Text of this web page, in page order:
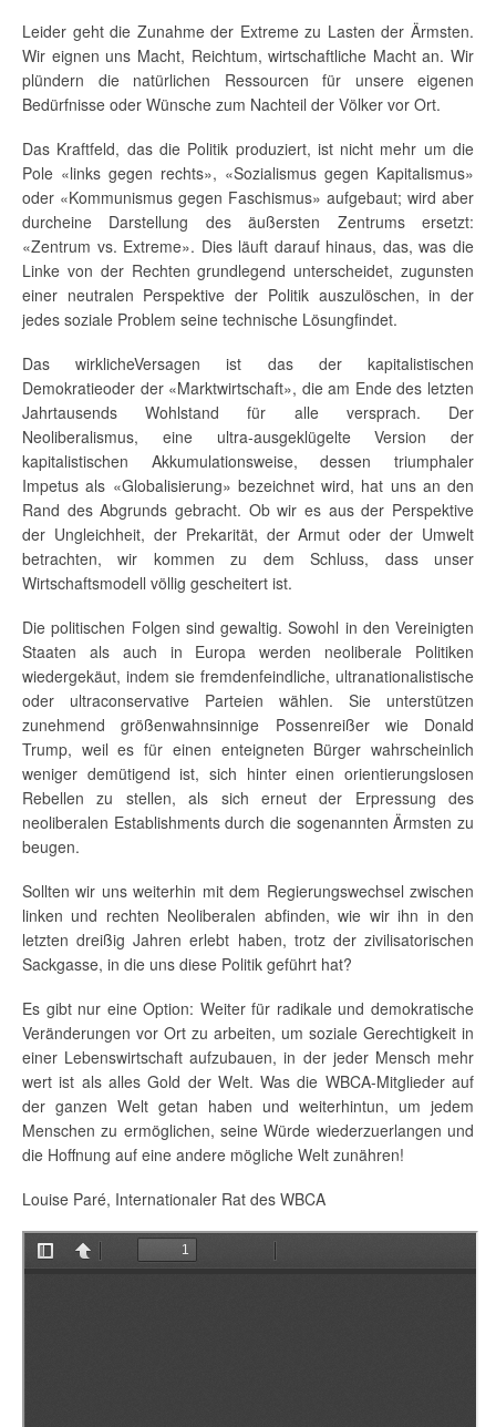
Leider geht die Zunahme der Extreme zu Lasten der Ärmsten.
Wir eignen uns Macht, Reichtum, wirtschaftliche Macht an. Wir
plündern die natürlichen Ressourcen für unsere eigenen
Bedürfnisse oder Wünsche zum Nachteil der Völker vor Ort.
Das Kraftfeld, das die Politik produziert, ist nicht mehr um die
Pole «links gegen rechts», «Sozialismus gegen Kapitalismus»
oder «Kommunismus gegen Faschismus» aufgebaut; wird aber
durcheine Darstellung des äußersten Zentrums ersetzt:
«Zentrum vs. Extreme». Dies läuft darauf hinaus, das, was die
Linke von der Rechten grundlegend unterscheidet, zugunsten
einer neutralen Perspektive der Politik auszulöschen, in der
jedes soziale Problem seine technische Lösungfindet.
Das wirklicheVersagen ist das der kapitalistischen
Demokratieoder der «Marktwirtschaft», die am Ende des letzten
Jahrtausends Wohlstand für alle versprach. Der
Neoliberalismus, eine ultra-ausgeklügelte Version der
kapitalistischen Akkumulationsweise, dessen triumphaler
Impetus als «Globalisierung» bezeichnet wird, hat uns an den
Rand des Abgrunds gebracht. Ob wir es aus der Perspektive
der Ungleichheit, der Prekarität, der Armut oder der Umwelt
betrachten, wir kommen zu dem Schluss, dass unser
Wirtschaftsmodell völlig gescheitert ist.
Die politischen Folgen sind gewaltig. Sowohl in den Vereinigten
Staaten als auch in Europa werden neoliberale Politiken
wiedergekäut, indem sie fremdenfeindliche, ultranationalistische
oder ultraconservative Parteien wählen. Sie unterstützen
zunehmend größenwahnsinnige Possenreißer wie Donald
Trump, weil es für einen enteigneten Bürger wahrscheinlich
weniger demütigend ist, sich hinter einen orientierungslosen
Rebellen zu stellen, als sich erneut der Erpressung des
neoliberalen Establishments durch die sogenannten Ärmsten zu
beugen.
Sollten wir uns weiterhin mit dem Regierungswechsel zwischen
linken und rechten Neoliberalen abfinden, wie wir ihn in den
letzten dreißig Jahren erlebt haben, trotz der zivilisatorischen
Sackgasse, in die uns diese Politik geführt hat?
Es gibt nur eine Option: Weiter für radikale und demokratische
Veränderungen vor Ort zu arbeiten, um soziale Gerechtigkeit in
einer Lebenswirtschaft aufzubauen, in der jeder Mensch mehr
wert ist als alles Gold der Welt. Was die WBCA-Mitglieder auf
der ganzen Welt getan haben und weiterhintun, um jedem
Menschen zu ermöglichen, seine Würde wiederzuerlangen und
die Hoffnung auf eine andere mögliche Welt zunähren!
Louise Paré, Internationaler Rat des WBCA